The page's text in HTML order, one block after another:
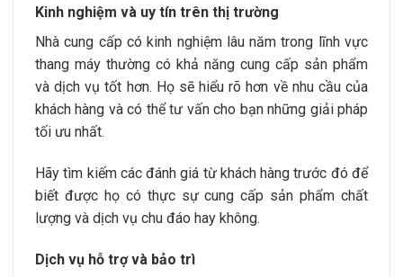
Kinh nghiệm và uy tín trên thị trường
Nhà cung cấp có kinh nghiệm lâu năm trong lĩnh vực
thang máy thường có khả năng cung cấp sản phẩm
và dịch vụ tốt hơn. Họ sẽ hiểu rõ hơn về nhu cầu của
khách hàng và có thể tư vấn cho bạn những giải pháp
tối ưu nhất.
Hãy tìm kiếm các đánh giá từ khách hàng trước đó để
biết được họ có thực sự cung cấp sản phẩm chất
lượng và dịch vụ chu đáo hay không.
Dịch vụ hỗ trợ và bảo trì